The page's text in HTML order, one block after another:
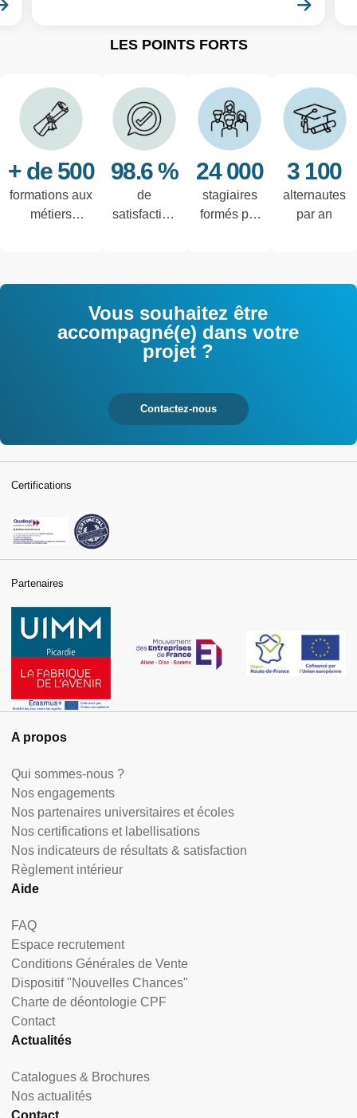
LES POINTS FORTS
+ de 500
formations aux
métiers
98.6 %
de
satisfaction
24 000
stagiaires
formés par
3 100
alternautes
par an
Vous souhaitez être
accompagné(e) dans votre
projet ?
Contactez-nous
A propos
Qui sommes-nous ?
Nos engagements
Nos partenaires universitaires et écoles
Nos certifications et labellisations
Nos indicateurs de résultats & satisfaction
Règlement intérieur
Aide
FAQ
Espace recrutement
Conditions Générales de Vente
Dispositif "Nouvelles Chances"
Charte de déontologie CPF
Contact
Actualités
Catalogues & Brochures
Nos actualités
Certifications
Partenaires